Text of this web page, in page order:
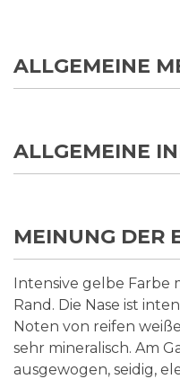
ALLGEMEINE
ALLGEMEINE
MEINUNG DER
Intensive gelbe
Rand. Die Nase ist
Noten von reifen
sehr mineralisch. Am
ausgewogen, seidig,